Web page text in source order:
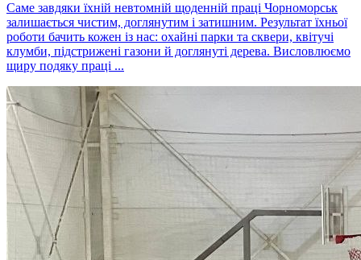
Саме завдяки їхній невтомній щоденній праці Чорноморськ
залишається чистим, доглянутим і затишним. Результат їхньої
роботи бачить кожен із нас: охайні парки та сквери, квітучі
клумби, підстрижені газони й доглянуті дерева. Висловлюємо
щиру подяку праці ...